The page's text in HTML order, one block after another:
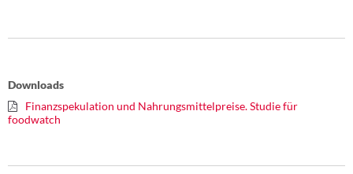
Downloads
Finanzspekulation und Nahrungsmittelpreise. Studie für
foodwatch